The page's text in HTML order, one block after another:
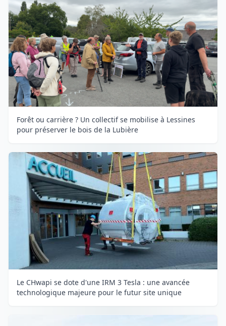
Forêt ou carrière ? Un collectif se mobilise à Lessines
pour préserver le bois de la Lubière
Le CHwapi se dote d'une IRM 3 Tesla : une avancée
technologique majeure pour le futur site unique